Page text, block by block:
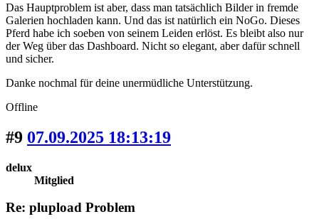
Das Hauptproblem ist aber, dass man tatsächlich Bilder in fremde
Galerien hochladen kann. Und das ist natürlich ein NoGo. Dieses
Pferd habe ich soeben von seinem Leiden erlöst. Es bleibt also nur
der Weg über das Dashboard. Nicht so elegant, aber dafür schnell
und sicher.
Danke nochmal für deine unermüdliche Unterstützung.
Offline
#9 07.09.2025 18:13:19
delux
Mitglied
Re: plupload Problem